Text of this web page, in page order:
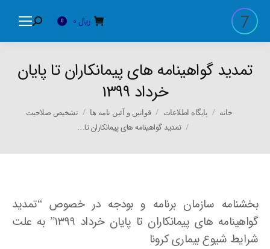
ریال 0
Search:
تمدید گواهینامه های پیمانکاران تا پایان
خرداد ۱۳۹۹
You are here:
خانه پایگاه اطلاعات قوانین و آئین نامه ها تشخیص صلاحیت
تمدید گواهینامه های پیمانکاران تا…
بخشنامه سازمان برنامه و بودجه در خصوص “تمدید
گواهینامه های پیمانکاران تا پایان خرداد ۱۳۹۹” به علت
شرایط شیوع بیماری کرونا